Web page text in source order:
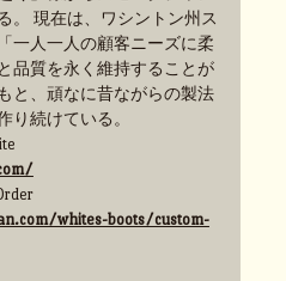
。 現在は、ワシントン州ス
一人一人の顧客ニーズに柔
品質を永く維持することが
と、頑なに昔ながらの製法
り続けている。
whites-boots/custom-